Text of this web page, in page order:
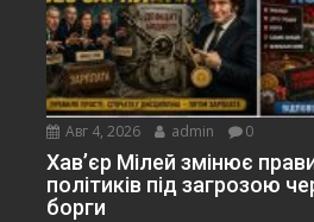
Авг 4, 2026 admin 0
Хав’єр Мілей змінює
політиків під загрозою
борги